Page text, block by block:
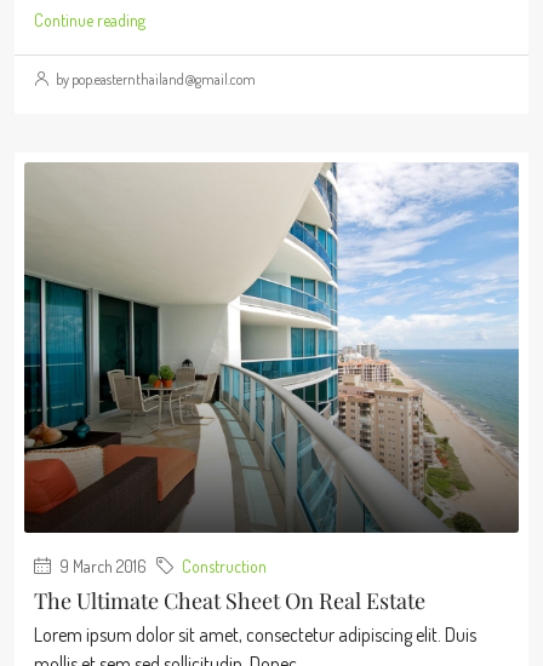
Continue reading
by pop.easternthailand@gmail.com
9 March 2016 Construction
The Ultimate Cheat Sheet On Real Estate
Lorem ipsum dolor sit amet, consectetur adipiscing elit. Duis